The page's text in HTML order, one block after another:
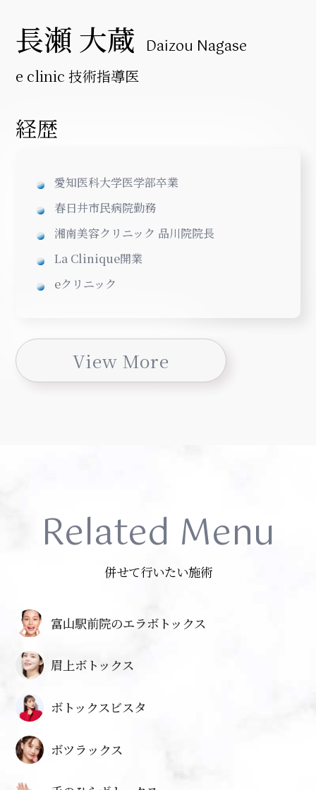
長瀬 大蔵 Daizou Nagase
e clinic 技術指導医
経歴
愛知医科大学医学部卒業
春日井市民病院勤務
湘南美容クリニック 品川院院長
La Clinique開業
eクリニック
View More
Related Menu
併せて行いたい施術
富山駅前院のエラボトックス
眉上ボトックス
ボトックスビスタ
ボツラックス